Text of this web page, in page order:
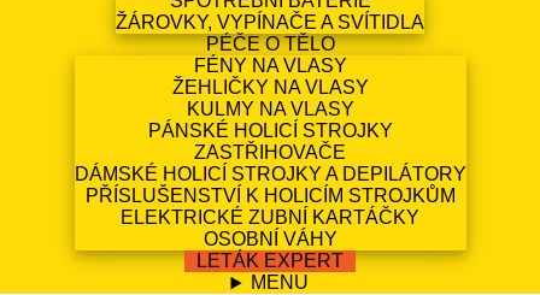
ŽÁROVKY, VYPÍNAČE A SVÍTIDLA
PÉČE O TĚLO
FÉNY NA VLASY
ŽEHLIČKY NA VLASY
KULMY NA VLASY
PÁNSKÉ HOLICÍ STROJKY
ZASTŘIHOVAČE
DÁMSKÉ HOLICÍ STROJKY A DEPILÁTORY
PŘÍSLUŠENSTVÍ K HOLICÍM STROJKŮM
ELEKTRICKÉ ZUBNÍ KARTÁČKY
OSOBNÍ VÁHY
LETÁK EXPERT
MENU